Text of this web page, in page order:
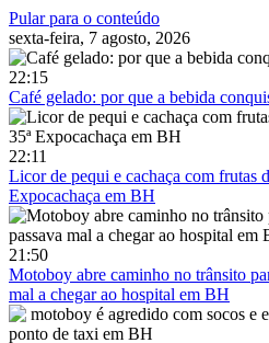
Pular para o conteúdo
sexta-feira, 7 agosto, 2026
22:15
Café gelado: por que a bebida
22:11
Licor de pequi e cachaça com frutas
Expocachaça em BH
21:50
Motoboy abre caminho no trânsito
mal a chegar ao hospital em BH